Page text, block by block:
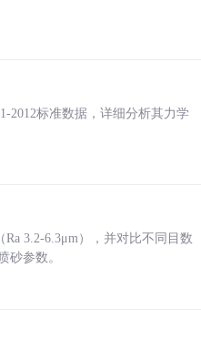
2012标准数据，详细分析其力学
3.2-6.3μm），并对比不同目数
砂参数。